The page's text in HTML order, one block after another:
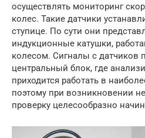
осуществлять мониторинг
колес. Такие датчики
ступице. По сути они
индукционные катушки,
колесом. Сигналы с датчиков
центральный блок, где
приходится работать в
поэтому при возникновении
проверку целесообразно